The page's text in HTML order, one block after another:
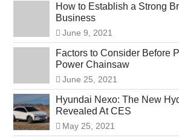
How to Establish a Strong
Business
June 9, 2021
Factors to Consider Before
Power Chainsaw
June 25, 2021
Hyundai Nexo: The New
Revealed At CES
May 25, 2021